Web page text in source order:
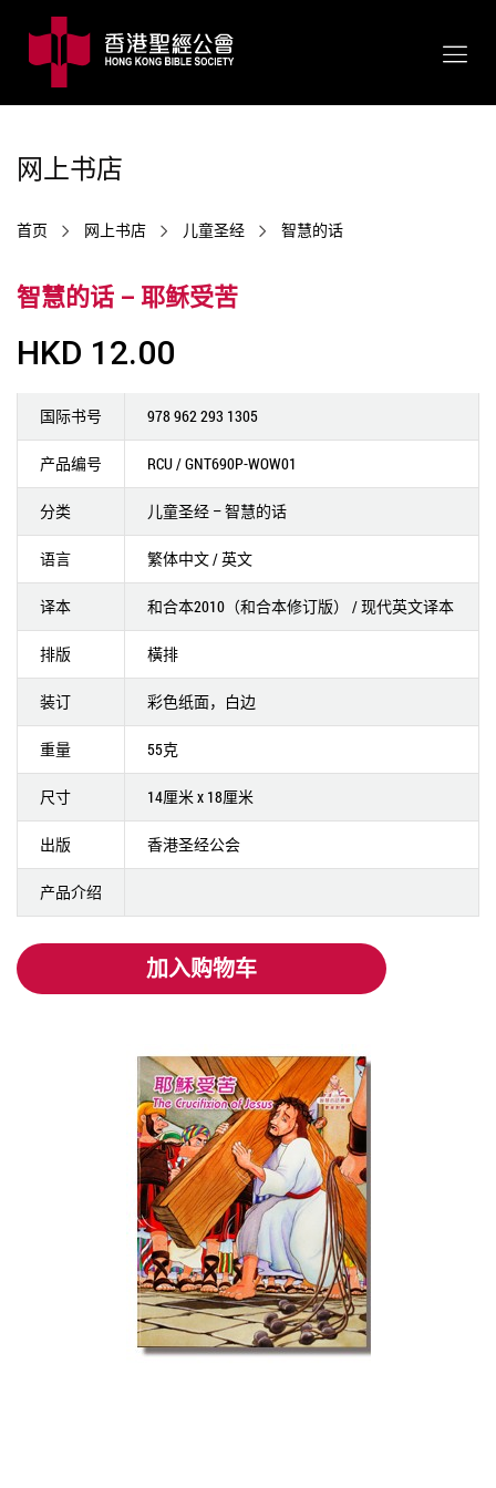
网上书店
首页 网上书店 儿童圣经 智慧的话
智慧的话 – 耶稣受苦
HKD 12.00
国际书号 978 962 293 1305
产品编号 RCU / GNT690P-WOW01
分类 儿童圣经 – 智慧的话
语言 繁体中文 / 英文
译本 和合本2010（和合本修订版） / 现代英文译本
排版 橫排
装订 彩色纸面，白边
重量 55克
尺寸 14厘米 x 18厘米
出版 香港圣经公会
产品介绍
加入购物车
加入购物车